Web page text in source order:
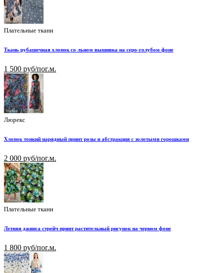
Плательные ткани
Ткань рубашечная хлопок со льном вышивка на серо-голубом фоне
1 500 руб/пог.м.
Люрекс
Хлопок тонкий нарядный принт розы и абстракция с золотыми горошками
2 000 руб/пог.м.
Плательные ткани
Летняя джинса стрейч принт растительный рисунок на черном фоне
1 800 руб/пог.м.